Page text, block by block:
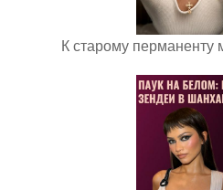
К старому перманенту